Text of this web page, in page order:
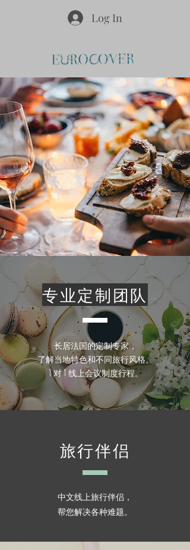
Log In
后退
专业定制团队
长居法国的定制专家，
了解当地特色和不同旅行风格。
​1 对 1 线上会议制度行程。
旅行伴侣
中文线上旅行伴侣，
帮您解决各种难题。